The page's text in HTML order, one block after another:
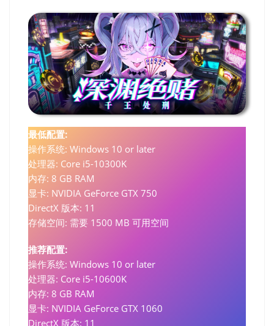
最低配置:
操作系统: Windows 10 or later
处理器: Core i5-10300K
内存: 8 GB RAM
显卡: NVIDIA GeForce GTX 750
DirectX 版本: 11
存储空间: 需要 1500 MB 可用空间
推荐配置:
操作系统: Windows 10 or later
处理器: Core i5-10600K
内存: 8 GB RAM
显卡: NVIDIA GeForce GTX 1060
DirectX 版本: 11